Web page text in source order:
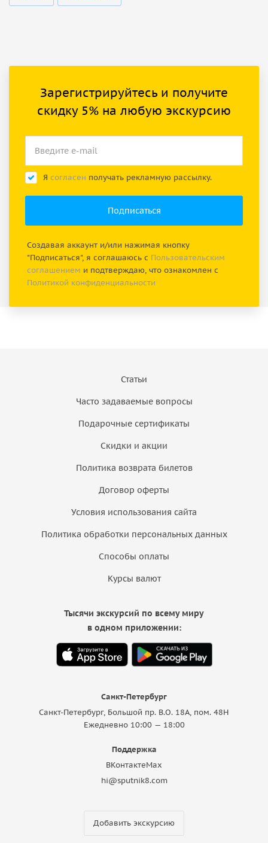
Зарегистрируйтесь и получите
скидку 5% на любую экскурсию
Я согласен получать рекламную рассылку.
Создавая аккаунт и/или нажимая кнопку
"Подписаться", я соглашаюсь с Пользовательским
соглашением и подтверждаю, что ознакомлен с
Политикой конфиденциальности
Статьи
Часто задаваемые вопросы
Подарочные сертификаты
Скидки и акции
Политика возврата билетов
Договор оферты
Условия использования сайта
Политика обработки персональных данных
Способы оплаты
Курсы валют
Санкт-Петербург
Санкт-Петербург, Большой пр. В.О. 18A, пом. 48Н
Ежедневно 10:00 — 18:00
Поддержка
ВКонтактеMax
hi@sputnik8.com
Добавить экскурсию
Тысячи экскурсий по всему миру
в одном приложении: